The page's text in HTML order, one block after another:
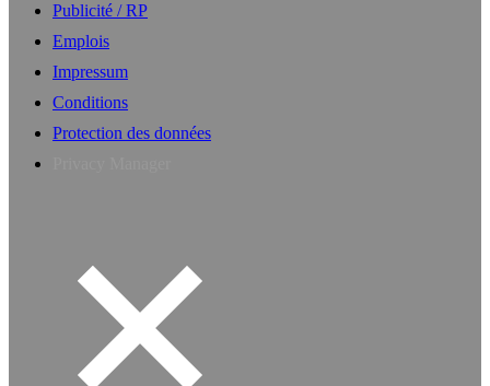
Publicité / RP
Emplois
Impressum
Conditions
Protection des données